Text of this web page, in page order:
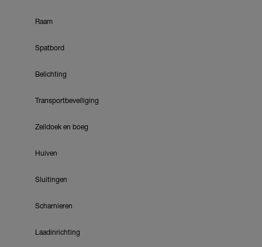
Raam
Spatbord
Belichting
Transportbeveiliging
Zeildoek en boeg
Huiven
Sluitingen
Scharnieren
Laadinrichting